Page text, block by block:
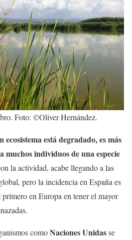
Foto: ©Oliver Hernández.
ecosistema está degradado, es más
muchos individuos de una especie
la actividad, acabe llegando a las
pero la incidencia en España es
primero en Europa en tener el mayor
comoNaciones Unidasse